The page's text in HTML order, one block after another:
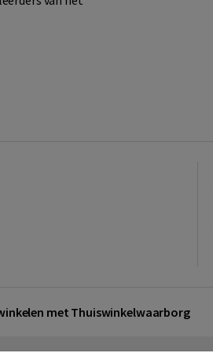
met Thuiswinkelwaarborg